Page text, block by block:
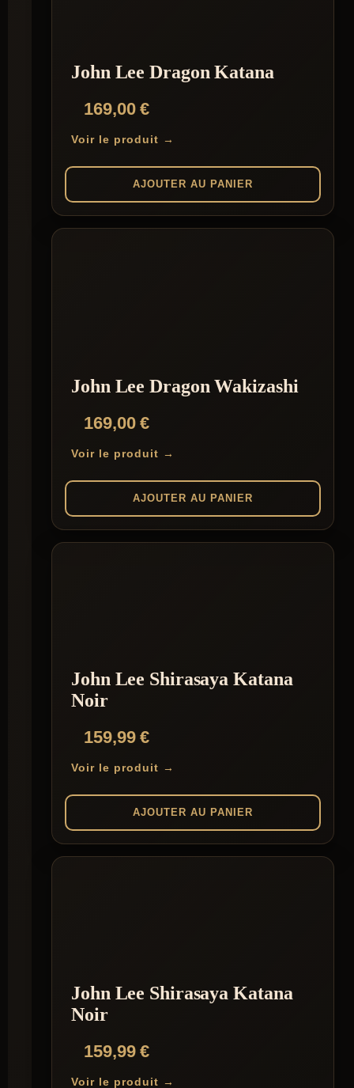
John Lee Dragon Katana
169,00€
Voir le produit →
AJOUTER AU PANIER
John Lee Dragon Wakizashi
169,00€
Voir le produit →
AJOUTER AU PANIER
John Lee Shirasaya Katana
Noir
159,99€
Voir le produit →
AJOUTER AU PANIER
John Lee Shirasaya Katana
Noir
159,99€
Voir le produit →